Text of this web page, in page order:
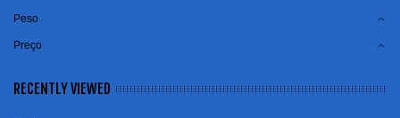
Peso
Preço
RECENTLY VIEWED